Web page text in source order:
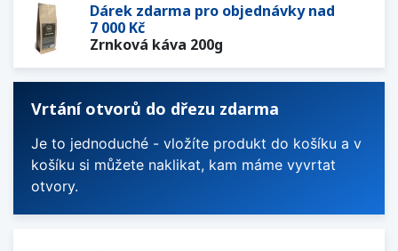
Dárek zdarma pro objednávky nad
7 000 Kč
Zrnková káva 200g
Vrtání otvorů do dřezu zdarma
Je to jednoduché - vložíte produkt do košíku a v
košíku si můžete naklikat, kam máme vyvrtat
otvory.